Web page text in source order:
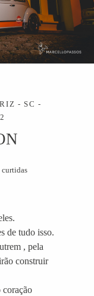
- SC
curtidas
de tudo isso.
, pela
construir
coração